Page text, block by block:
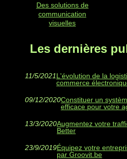
Des solutions de
communication
visuelles
Les dernières
11/5/2021L'évolution de la
commerce
09/12/2020Constituer un
efficace pour votre
13/3/2020Augmentez votre
Better
23/9/2019Équipez votre
par Groovit.be